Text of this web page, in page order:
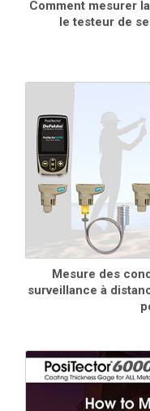
Vérifier la
traçable au NIST ou
Étui PosiTector
Mallette à coque
corps de jauge
Comment mesurer
le testeur de
Mesure des
surveillance à